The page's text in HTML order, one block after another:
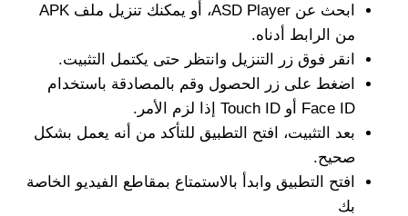
ابحث عن ASD Player، أو يمكنك تنزيل ملف APK
من الرابط أدناه.
انقر فوق زر التنزيل وانتظر حتى يكتمل التثبيت.
اضغط على زر الحصول وقم بالمصادقة باستخدام
Face ID أو Touch ID إذا لزم الأمر.
بعد التثبيت، افتح التطبيق للتأكد من أنه يعمل بشكل
صحيح.
افتح التطبيق وابدأ بالاستمتاع بمقاطع الفيديو الخاصة
بك